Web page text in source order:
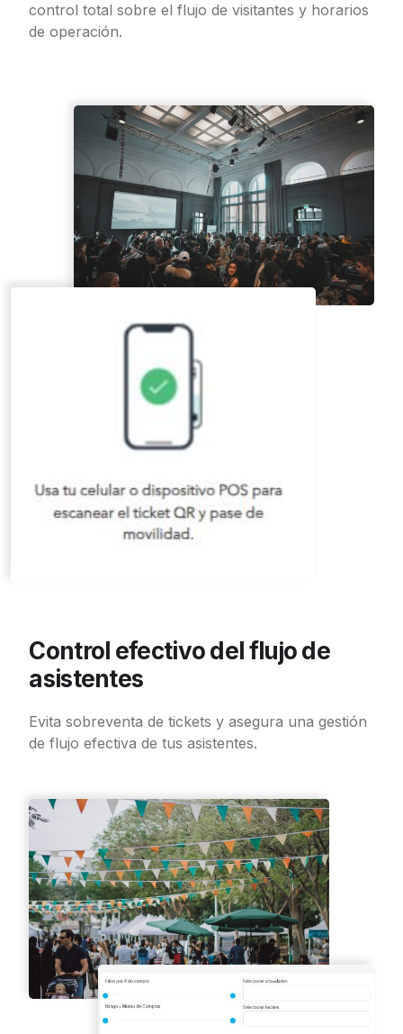
control total sobre el flujo de visitantes y horarios
de operación.
Control efectivo del flujo de
asistentes
Evita sobreventa de tickets y asegura una gestión
de flujo efectiva de tus asistentes.